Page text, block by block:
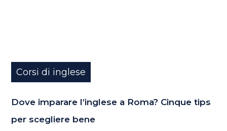
Corsi di inglese
Dove imparare l’inglese a Roma? Cinque tips
per scegliere bene